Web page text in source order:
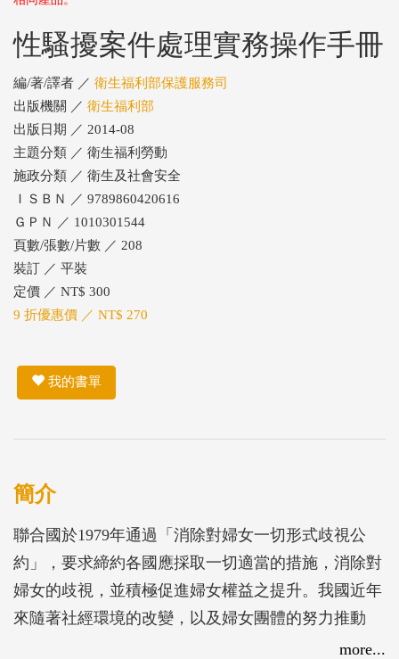
性騷擾案件處理實務操作手冊
編/著/譯者 ／ 衛生福利部保護服務司
出版機關 ／ 衛生福利部
出版日期 ／ 2014-08
主題分類 ／ 衛生福利勞動
施政分類 ／ 衛生及社會安全
ＩＳＢＮ ／ 9789860420616
ＧＰＮ ／ 1010301544
頁數/張數/片數 ／ 208
裝訂 ／ 平裝
定價 ／ NT$ 300
9 折優惠價 ／ NT$ 270
我的書單
簡介
聯合國於1979年通過「消除對婦女一切形式歧視公
約」，要求締約各國應採取一切適當的措施，消除對
婦女的歧視，並積極促進婦女權益之提升。我國近年
來隨著社經環境的改變，以及婦女團體的努力推動
下，亦逐漸開始重視性騷擾防治法制的建構，陸續制
more...